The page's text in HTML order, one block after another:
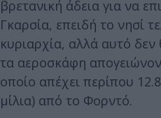
βρετανική άδεια για να
Γκαρσία, επειδή το νησί
κυριαρχία, αλλά αυτό
τα αεροσκάφη
οποίο απέχει περίπου
μίλια) από το Φορντό.